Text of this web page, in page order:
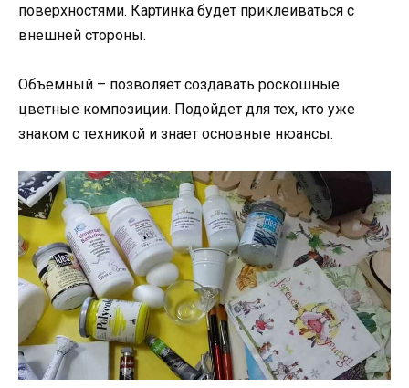
поверхностями. Картинка будет приклеиваться с
внешней стороны.
Объемный – позволяет создавать роскошные
цветные композиции. Подойдет для тех, кто уже
знаком с техникой и знает основные нюансы.